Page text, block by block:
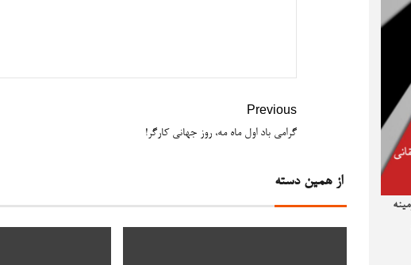
Previous
گرامی باد اول ماه مه، روز جهانی کارگر!
از همین دسته